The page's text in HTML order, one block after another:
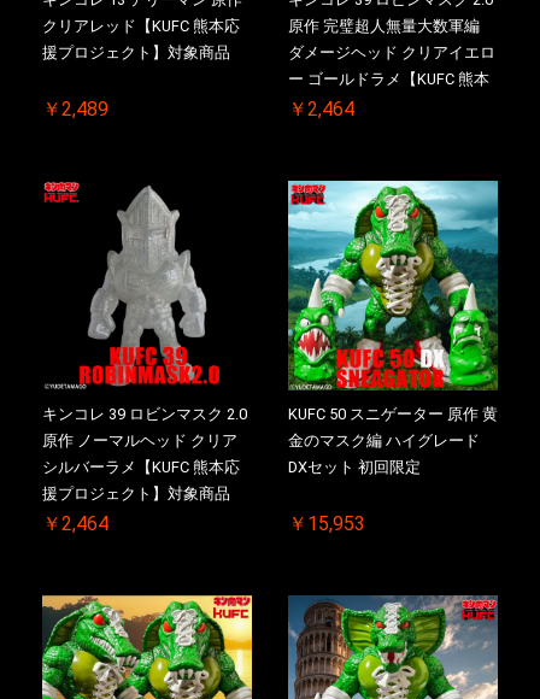
クリアレッド【KUFC 熊本応
援プロジェクト】対象商品
￥2,489
原作 完璧超人無量大数軍編
ダメージヘッド クリアイエロ
ー ゴールドラメ【KUFC 熊本
応援プロジェクト】対象商品
￥2,464
キンコレ 39 ロビンマスク 2.0
原作 ノーマルヘッド クリア
シルバーラメ【KUFC 熊本応
援プロジェクト】対象商品
￥2,464
KUFC 50 スニゲーター 原作 黄
金のマスク編 ハイグレード
DXセット 初回限定
￥15,953